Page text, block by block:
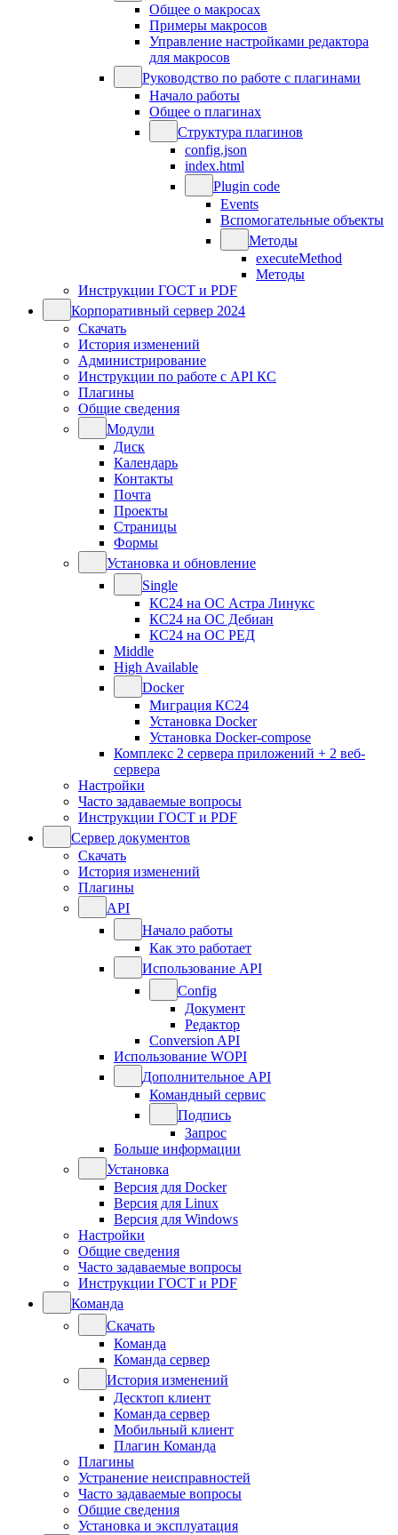
Общее о макросах
Примеры макросов
Управление настройками редактора
для макросов
Руководство по работе с плагинами
Начало работы
Общее о плагинах
Структура плагинов
config.json
index.html
Plugin code
Events
Вспомогательные объекты
Методы
executeMethod
Методы
Инструкции ГОСТ и PDF
Корпоративный сервер 2024
Скачать
История изменений
Администрирование
Инструкции по работе с API КС
Плагины
Общие сведения
Модули
Диск
Календарь
Контакты
Почта
Проекты
Страницы
Формы
Установка и обновление
Single
КС24 на ОС Астра Линукс
КС24 на ОС Дебиан
КС24 на ОС РЕД
Middle
High Available
Docker
Миграция КС24
Установка Docker
Установка Docker-compose
Комплекс 2 сервера приложений + 2 веб-
сервера
Настройки
Часто задаваемые вопросы
Инструкции ГОСТ и PDF
Сервер документов
Скачать
История изменений
Плагины
API
Начало работы
Как это работает
Использование API
Config
Документ
Редактор
Conversion API
Использование WOPI
Дополнительное API
Командный сервис
Подпись
Запрос
Больше информации
Установка
Версия для Docker
Версия для Linux
Версия для Windows
Настройки
Общие сведения
Часто задаваемые вопросы
Инструкции ГОСТ и PDF
Команда
Скачать
Команда
Команда сервер
История изменений
Десктоп клиент
Команда сервер
Мобильный клиент
Плагин Команда
Плагины
Устранение неисправностей
Часто задаваемые вопросы
Общие сведения
Установка и эксплуатация